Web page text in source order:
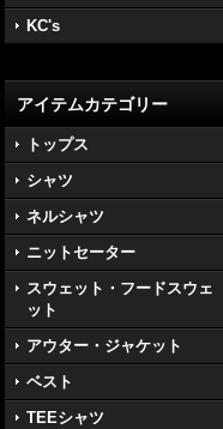
KC's
アイテムカテゴリー
トップス
シャツ
ネルシャツ
ニットセーター
スウェット・フードスウェ
ット
アウター・ジャケット
ベスト
TEEシャツ